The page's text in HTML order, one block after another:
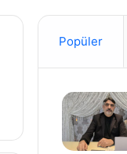
Popüler